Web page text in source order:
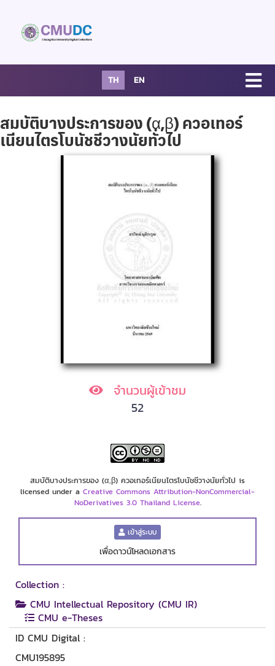
TH EN
สมบัติบางประการของ (α,β) ควอเทอร์
เนียนไตรโบนัชชีวางนัยทั่วไป
จำนวนผู้เข้าชม
52
สมบัติบางประการของ (α,β) ควอเทอร์เนียนไตรโบนัชชีวางนัยทั่วไป is
licensed under a Creative Commons Attribution-NonCommercial-
NoDerivatives 3.0 Thailand License.
เข้าสู่ระบบ
เพื่อดาวน์โหลดเอกสาร
Collection :
CMU Intellectual Repository (CMU IR)
CMU e-Theses
ID CMU Digital :
CMU195895